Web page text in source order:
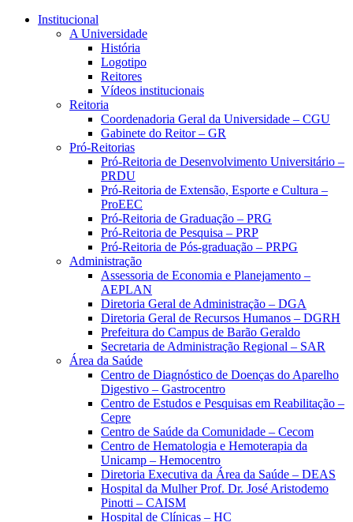
Conteúdo principal
Institucional
A Universidade
História
Logotipo
Reitores
Vídeos institucionais
Reitoria
Coordenadoria Geral da Universidade – CGU
Gabinete do Reitor – GR
Pró-Reitorias
Pró-Reitoria de Desenvolvimento Universitário –
PRDU
Pró-Reitoria de Extensão, Esporte e Cultura –
ProEEC
Pró-Reitoria de Graduação – PRG
Pró-Reitoria de Pesquisa – PRP
Pró-Reitoria de Pós-graduação – PRPG
Administração
Assessoria de Economia e Planejamento –
AEPLAN
Diretoria Geral de Administração – DGA
Diretoria Geral de Recursos Humanos – DGRH
Prefeitura do Campus de Barão Geraldo
Secretaria de Administração Regional – SAR
Área da Saúde
Centro de Diagnóstico de Doenças do Aparelho
Digestivo – Gastrocentro
Centro de Estudos e Pesquisas em Reabilitação –
Cepre
Centro de Saúde da Comunidade – Cecom
Centro de Hematologia e Hemoterapia da
Unicamp – Hemocentro
Diretoria Executiva da Área da Saúde – DEAS
Hospital da Mulher Prof. Dr. José Aristodemo
Pinotti – CAISM
Hospital de Clínicas – HC